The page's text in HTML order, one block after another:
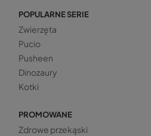
POPULARNE SERIE
Zwierzęta
Pucio
Pusheen
Dinozaury
Kotki
PROMOWANE
Zdrowe przekąski